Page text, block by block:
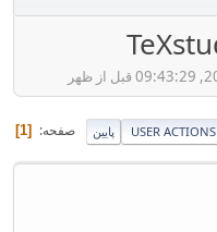
پایین صفحه 1 USER ACTIONS